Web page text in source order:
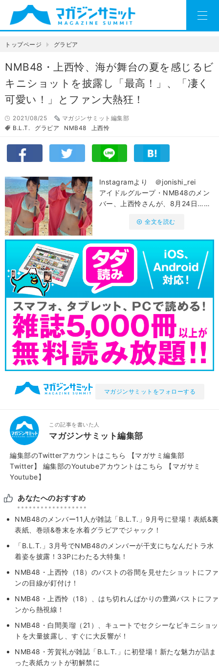
トップページ グラビア
NMB48・上西怜、海が舞台の夏を感じるビ
キニショットを披露し「最高！」、「凄く
可愛い！」とファン大熱狂！
2021/08/25
マガジンサミット編集部
B.L.T.
グラビア NMB48 上西怜
Instagramより ＠jonishi_rei
アイドルグループ・NMB48のメン
バー、上西怜さんが、8月24日……
全文を読む
マガジンサミットをフォローする
この記事を書いた人
マガジンサミット編集部
編集部のTwitterアカウントはこちら
【マガサミ編集部
Twitter】
編集部のYoutubeアカウントはこちら
【マガサミ
Youtube】
あなたへのおすすめ
NMB48のメンバー11人が雑誌「B.L.T.」9月号に登場！表紙&裏
表紙、巻頭&巻末を水着グラビアでジャック！
「B.L.T.」3月号でNMB48のメンバーが干支にちなんだトラ水
着姿を披露！33Pにわたる大特集！
NMB48・上西怜（18）のバストの谷間を見せたショットにファ
ンの目線が釘付け！
NMB48・上西怜（18）、はち切れんばかりの豊満バストにファ
ンから熱視線！
NMB48・白間美瑠（21）、キュートでセクシーなビキニショッ
トを大量披露し、すぐに大反響が！
NMB48・芳賀礼が雑誌「B.L.T.」に初登場！新たな魅力が詰ま
った表紙カットが初解禁に